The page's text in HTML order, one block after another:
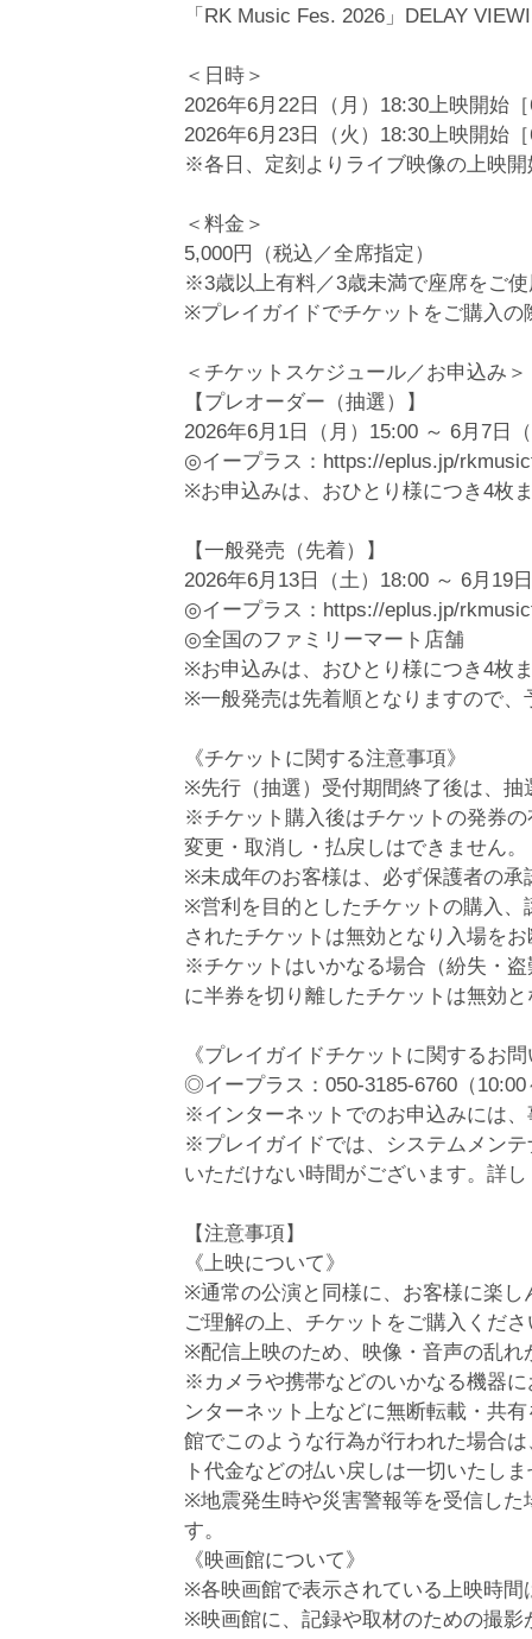
「RK Music Fes. 2026」DELAY
＜日時＞
2026年6月22日（月）18:30上映開始
2026年6月23日（火）18:30上映開始
※各日、定刻よりライブ映像の上映
＜料金＞
5,000円（税込／全席指定）
※3歳以上有料／3歳未満で座席をご
※プレイガイドでチケットをご購入
＜チケットスケジュール／お申込み＞
【プレオーダー（抽選）】
2026年6月1日（月）15:00 ～ 6月7日
◎イープラス：https://eplus.jp/
※お申込みは、おひとり様につき4枚
【一般発売（先着）】
2026年6月13日（土）18:00 ～ 6月19
◎イープラス：https://eplus.jp/
◎全国のファミリーマート店舗
※お申込みは、おひとり様につき4枚
※一般発売は先着順となりますので
《チケットに関する注意事項》
※先行（抽選）受付期間終了後は、
※チケット購入後はチケットの発券
変更・取消し・払戻しはできません。
※未成年のお客様は、必ず保護者の
※営利を目的としたチケットの購入
されたチケットは無効となり入場を
※チケットはいかなる場合（紛失・
に半券を切り離したチケットは無効
《プレイガイドチケットに関するお
◎イープラス：050-3185-6760（
※インターネットでのお申込みには
※プレイガイドでは、システムメン
いただけない時間がございます。詳
【注意事項】
《上映について》
※通常の公演と同様に、お客様に楽
ご理解の上、チケットをご購入くださ
※配信上映のため、映像・音声の乱れ
※カメラや携帯などのいかなる機器
ンターネット上などに無断転載・共
館でこのような行為が行われた場合
ト代金などの払い戻しは一切いたし
※地震発生時や災害警報等を受信し
す。
《映画館について》
※各映画館で表示されている上映時
※映画館に、記録や取材のための撮